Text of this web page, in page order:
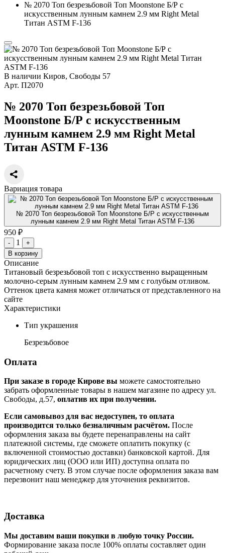
№ 2070 Топ безрезьбовой Топ Moonstone Б/Р с
искусственным лунным камнем 2.9 мм Right Metal
Титан ASTM F-136
В наличии Киров, Свободы 57
Арт. П2070
№ 2070 Топ безрезьбовой Топ
Moonstone Б/Р с искусственным
лунным камнем 2.9 мм Right Metal
Титан ASTM F-136
Вариация товара
№ 2070 Топ безрезьбовой Топ Moonstone Б/Р с искусственным
лунным камнем 2.9 мм Right Metal Титан ASTM F-136
950 ₽
- 1
+
В корзину
Описание
Титановый безрезьбовой топ с искусственно выращенным
молочно-серым лунным камнем 2.9 мм с голубым отливом.
Оттенок цвета камня может отличаться от представленного на
cайте
Характеристики
Тип украшения
Безрезьбовое
Оплата
При заказе в городе Кирове вы можете самостоятельно
забрать оформленные товары в нашем магазине по адресу ул.
Свободы, д.57, оплатив их при получении.
Если самовывоз для вас недоступен, то оплата
производится только безналичным расчётом. После
оформления заказа вы будете перенаправлены на сайт
платежной системы, где сможете оплатить покупку (с
включенной стоимостью доставки) банковской картой. Для
юридических лиц (ООО или ИП) доступна оплата по
расчетному счету. В этом случае после оформления заказа вам
перезвонит наш менеджер для уточнения реквизитов.
Доставка
Мы доставим ваши покупки в любую точку России.
Формирование заказа после 100% оплаты составляет один